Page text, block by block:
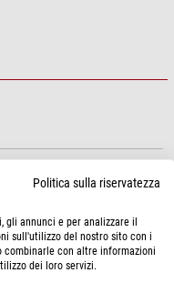
Politica sulla riservatezza
gli annunci e per analizzare il
sull'utilizzo del nostro sito con i
con altre informazioni
dei loro servizi.